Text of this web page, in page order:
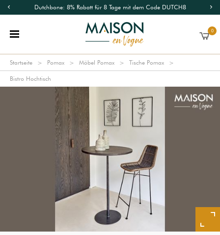
Dutchbone: 8% Rabatt für 8 Tage mit dem Code DUTCH8
0
Startseite Pomax Möbel Pomax Tische Pomax
Bistro Hochtisch